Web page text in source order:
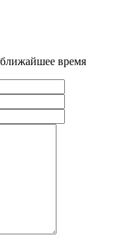
время